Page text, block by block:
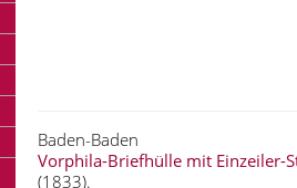
Baden-Baden
Vorphila-Briefhülle mit Einzeiler-
(1833).